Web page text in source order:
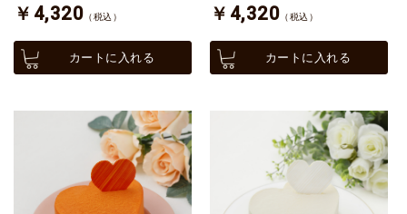
￥4,320 （税込）
カートに入れる
￥4,320 （税込）
カートに入れる